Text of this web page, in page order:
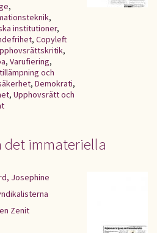
,
,
institutioner,
, Copyleft
,
, Varufiering,
och
, Demokrati,
, Upphovsrätt och
det immateriella
Josephine
Zenit